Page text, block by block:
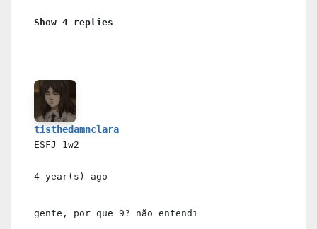
Show 4 replies
tisthedamnclara
ESFJ 1w2
4 year(s) ago
gente, por que 9? não entendi